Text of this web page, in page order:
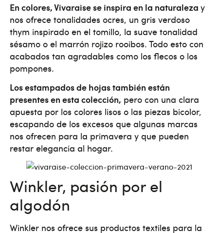
En colores, Vivaraise se inspira en la naturaleza y
nos ofrece tonalidades ocres, un gris verdoso
thym inspirado en el tomillo, la suave tonalidad
sésamo o el marrón rojizo rooibos. Todo esto con
acabados tan agradables como los flecos o los
pompones.
Los estampados de hojas también están
presentes en esta colección, pero con una clara
apuesta por los colores lisos o las piezas bicolor,
escapando de los excesos que algunas marcas
nos ofrecen para la primavera y que pueden
restar elegancia al hogar.
Winkler, pasión por el
algodón
Winkler nos ofrece sus productos textiles para la